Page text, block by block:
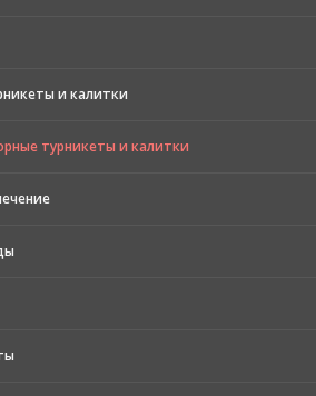
и калитки
турникеты и калитки